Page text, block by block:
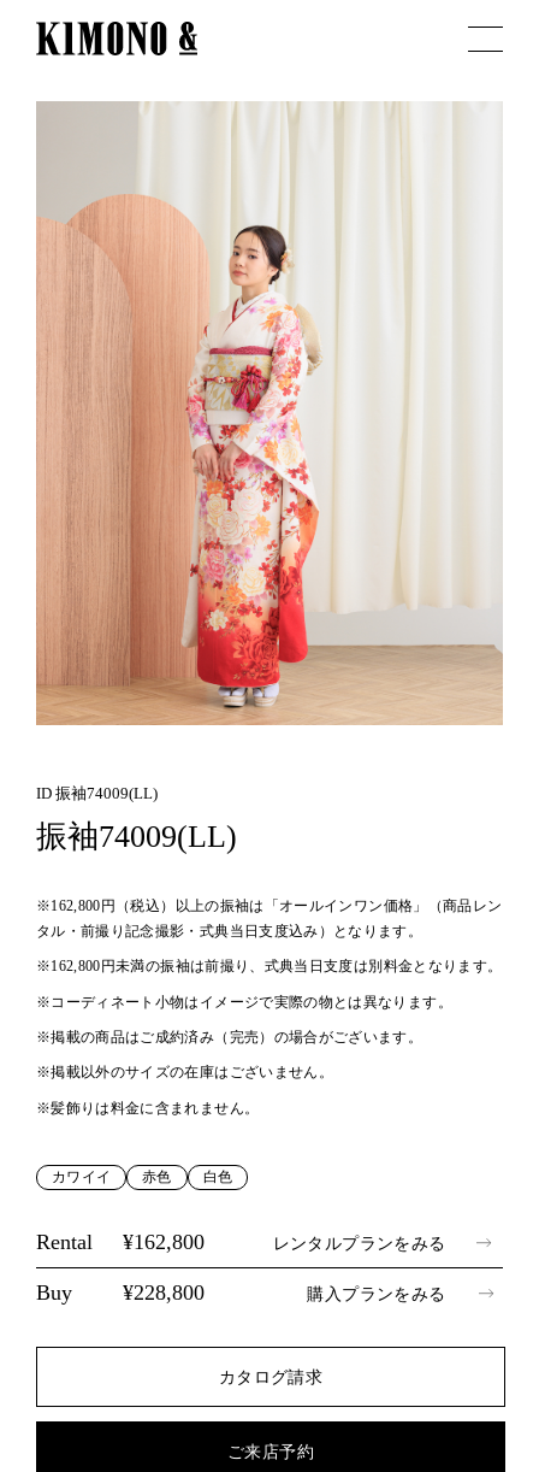
ID 振袖74009(LL)
振袖74009(LL)
※162,800円（税込）以上の振袖は「オールインワン価格」（商品レン
タル・前撮り記念撮影・式典当日支度込み）となります。
※162,800円未満の振袖は前撮り、式典当日支度は別料金となります。
※コーディネート小物はイメージで実際の物とは異なります。
※掲載の商品はご成約済み（完売）の場合がございます。
※掲載以外のサイズの在庫はございません。
※髪飾りは料金に含まれません。
カワイイ 赤色 白色
Rental ¥162,800 レンタルプランをみる
Buy ¥228,800 購入プランをみる
カタログ請求
ご来店予約